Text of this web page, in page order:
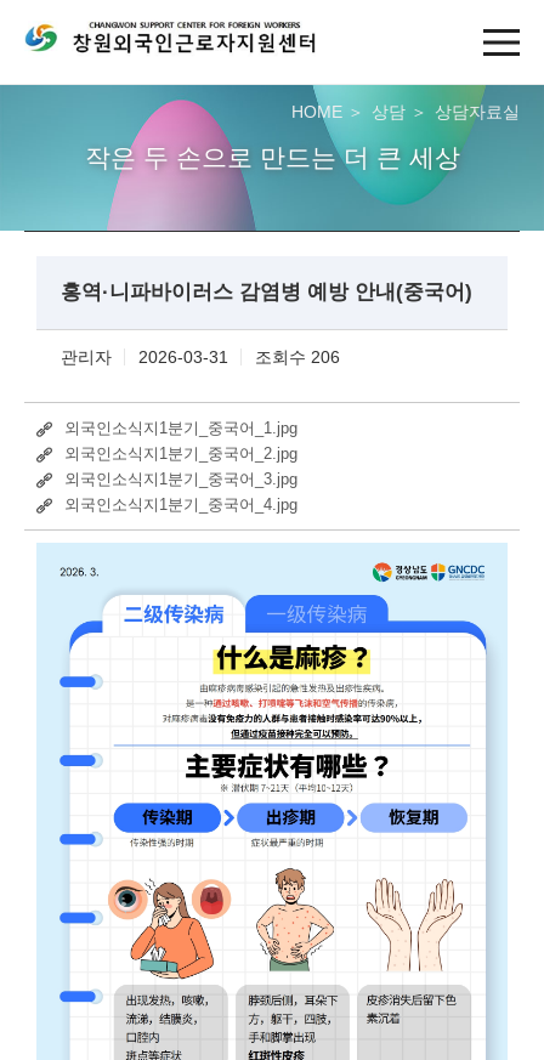
HOME 상담 상담자료실
작은 두 손으로 만드는 더 큰 세상
홍역·니파바이러스 감염병 예방 안내(중국어)
관리자 2026-03-31 조회수 206
외국인소식지1분기_중국어_1.jpg
외국인소식지1분기_중국어_2.jpg
외국인소식지1분기_중국어_3.jpg
외국인소식지1분기_중국어_4.jpg